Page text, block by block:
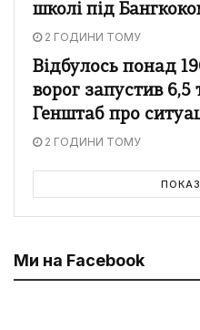
школі під
2 ГОДИНИ ТОМУ
Відбулось понад
ворог запустив 6,5
Генштаб про
2 ГОДИНИ ТОМУ
Ми на Facebook